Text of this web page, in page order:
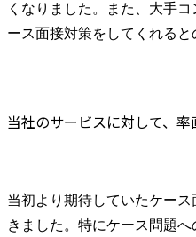
くなりました。また、大手
ース面接対策をしてくれると
当社のサービスに対して、
当初より期待していたケー
きました。特にケース問題